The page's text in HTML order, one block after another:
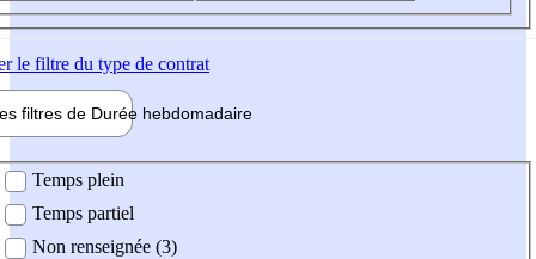
le filtre du type de contrat
filtres de Durée hebdomadaire
Temps plein
Temps partiel
Non renseignée (3)